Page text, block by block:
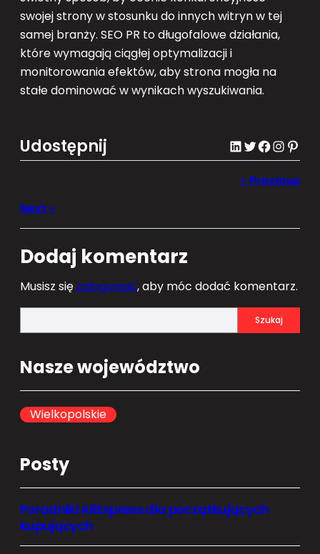
swojej strony w stosunku do innych witryn w tej
samej branży. SEO PR to długofalowe działania,
które wymagają ciągłej optymalizacji i
monitorowania efektów, aby strona mogła na
stałe dominować w wynikach wyszukiwania.
Udostępnij LinkedIn Twitter Facebook Instagram Pinterest
Dodaj komentarz
Musisz się zalogować, aby móc dodać komentarz.
e
r
c
h
Szukaj
Nasze województwo
Wielkopolskie
Posty
Poradniki AliExpress dla początkujących
kupujących